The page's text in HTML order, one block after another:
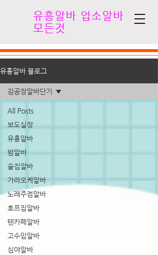
유흥알바 업소알바
모든것
유흥알바 블로그
All Posts
보도실장
유흥알바
밤알바
술집알바
가라오케알바
노래주점알바
호프집알바
텐카페알바
고수입알바
심야알바
김공장알바단기